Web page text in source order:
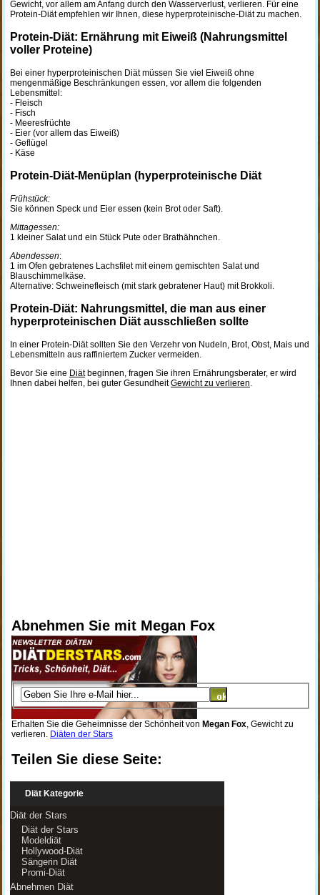
Gewicht, vor allem am Anfang durch den Wasserverlust, verlieren. Für eine
Protein-Diät empfehlen wir Ihnen, diese hyperproteinische-Diät zu machen.
Protein-Diät: Ernährung mit Eiweiß (Nahrungsmittel
voller Proteine)
Bei einer hyperproteinischen Diät müssen Sie viel Eiweiß ohne
mengenmäßige Beschränkungen essen, vor allem die folgenden
Lebensmittel:
- Fleisch
- Fisch
- Meeresfrüchte
- Eier (vor allem das Eiweiß)
- Geflügel
- Käse
Protein-Diät-Menüplan (hyperproteinische Diät
Frühstück:
Sie können Speck und Eier essen (kein Brot oder Saft).
Mittagessen:
1 kleiner Salat und ein Stück Pute oder Brathähnchen.
Abendessen:
1 im Ofen gebratenes Lachsfilet mit einem gemischten Salat und
Blauschimmelkäse.
Alternative: Schweinefleisch (mit stark gebratener Haut) mit Brokkoli.
Protein-Diät: Nahrungsmittel, die man aus einer
hyperproteinischen Diät ausschließen sollte
In einer Protein-Diät sollten Sie den Verzehr von Nudeln, Brot, Obst, Mais und
Lebensmitteln aus raffiniertem Zucker vermeiden.
Bevor Sie eine Diätbeginnen, fragen Sie ihren Ernährungsberater, er wird
Ihnen dabei helfen, bei guter GesundheitGewicht zu verlieren.
Abnehmen Sie mit Megan Fox
Erhalten Sie die Geheimnisse der Schönheit von Megan Fox, Gewicht zu
verlieren. Diäten der Stars
Teilen Sie diese Seite:
Diät Kategorie
Diät der Stars
Diät der Stars
Modeldiät
Hollywood-Diät
Sängerin Diät
Promi-Diät
Abnehmen Diät